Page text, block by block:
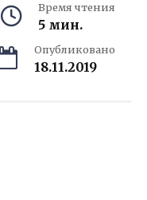
Время чтения
5 мин.
Опубликовано
18.11.2019